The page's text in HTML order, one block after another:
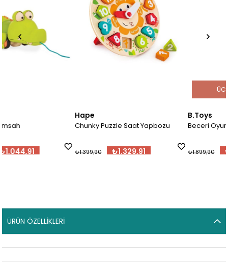
Chunky Puzzle Saat Yapbozu
₺1.329,91
₺1.399,90
Beceri Oyunu - Escar
₺1.804,91
₺1.899,90
ÜRÜN ÖZELLIKLERI